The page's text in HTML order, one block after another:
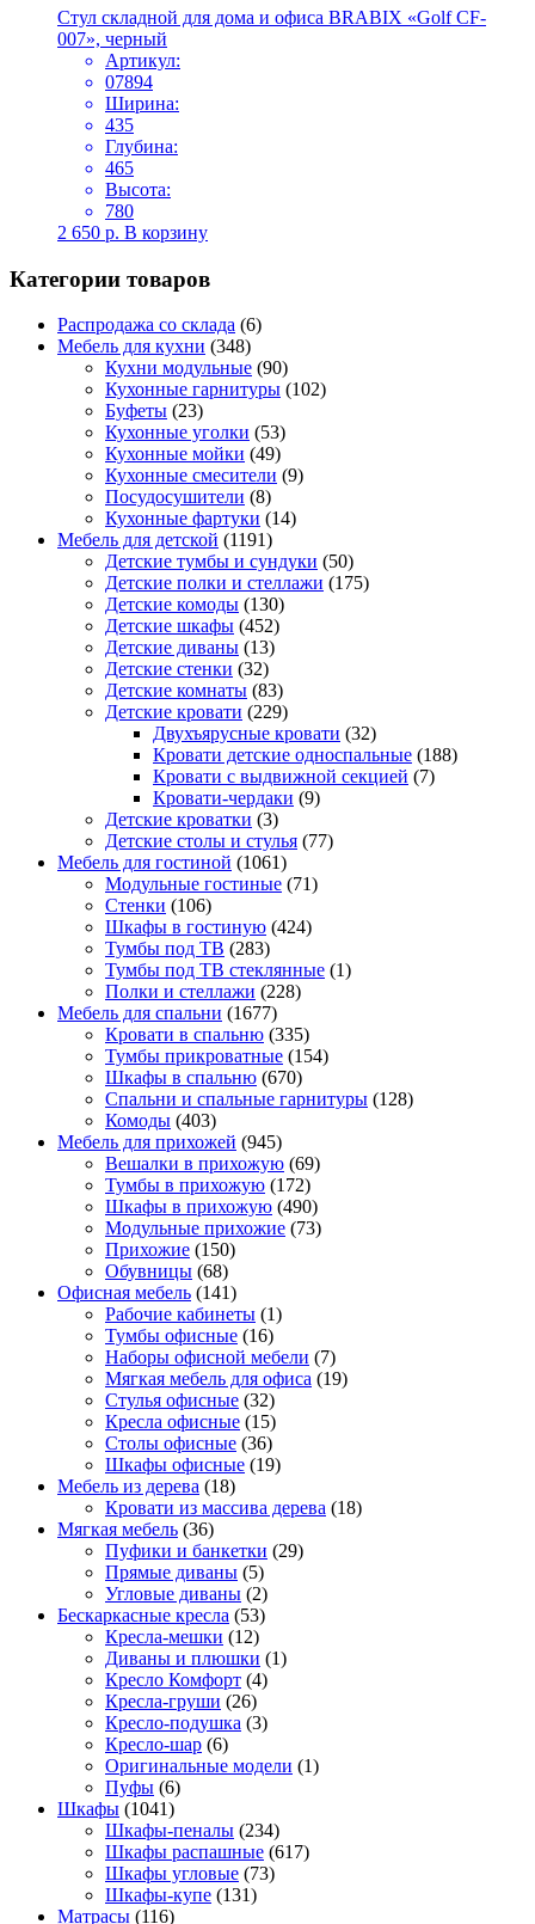
Стул складной для дома и офиса BRABIX «Golf CF-
007», черный
Артикул:
07894
Ширина:
435
Глубина:
465
Высота:
780
2 650 р. В корзину
Категории товаров
Распродажа со склада (6)
Мебель для кухни (348)
Кухни модульные (90)
Кухонные гарнитуры (102)
Буфеты (23)
Кухонные уголки (53)
Кухонные мойки (49)
Кухонные смесители (9)
Посудосушители (8)
Кухонные фартуки (14)
Мебель для детской (1191)
Детские тумбы и сундуки (50)
Детские полки и стеллажи (175)
Детские комоды (130)
Детские шкафы (452)
Детские диваны (13)
Детские стенки (32)
Детские комнаты (83)
Детские кровати (229)
Двухъярусные кровати (32)
Кровати детские односпальные (188)
Кровати с выдвижной секцией (7)
Кровати-чердаки (9)
Детские кроватки (3)
Детские столы и стулья (77)
Мебель для гостиной (1061)
Модульные гостиные (71)
Стенки (106)
Шкафы в гостиную (424)
Тумбы под ТВ (283)
Тумбы под ТВ стеклянные (1)
Полки и стеллажи (228)
Мебель для спальни (1677)
Кровати в спальню (335)
Тумбы прикроватные (154)
Шкафы в спальню (670)
Спальни и спальные гарнитуры (128)
Комоды (403)
Мебель для прихожей (945)
Вешалки в прихожую (69)
Тумбы в прихожую (172)
Шкафы в прихожую (490)
Модульные прихожие (73)
Прихожие (150)
Обувницы (68)
Офисная мебель (141)
Рабочие кабинеты (1)
Тумбы офисные (16)
Наборы офисной мебели (7)
Мягкая мебель для офиса (19)
Стулья офисные (32)
Кресла офисные (15)
Столы офисные (36)
Шкафы офисные (19)
Мебель из дерева (18)
Кровати из массива дерева (18)
Мягкая мебель (36)
Пуфики и банкетки (29)
Прямые диваны (5)
Угловые диваны (2)
Бескаркасные кресла (53)
Кресла-мешки (12)
Диваны и плюшки (1)
Кресло Комфорт (4)
Кресла-груши (26)
Кресло-подушка (3)
Кресло-шар (6)
Оригинальные модели (1)
Пуфы (6)
Шкафы (1041)
Шкафы-пеналы (234)
Шкафы распашные (617)
Шкафы угловые (73)
Шкафы-купе (131)
Матрасы (116)